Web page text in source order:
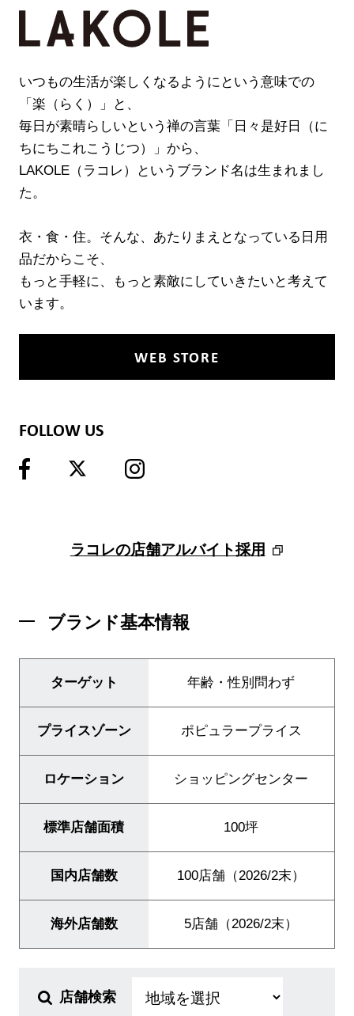
ニュース
採用情報
サステナビリティ
いつもの生活が楽しくなるようにという意味での
「楽（らく）」と、
毎日が素晴らしいという禅の言葉「日々是好日（に
ちにちこれこうじつ）」から、
LAKOLE（ラコレ）というブランド名は生まれまし
た。
衣・食・住。そんな、あたりまえとなっている日用
品だからこそ、
もっと手軽に、もっと素敵にしていきたいと考えて
います。
WEB STORE
FOLLOW US
ラコレの店舗アルバイト採用
ブランド基本情報
ターゲット 年齢・性別問わず
プライスゾーン ポピュラープライス
ロケーション ショッピングセンター
標準店舗面積 100坪
国内店舗数 100店舗（2026/2末）
海外店舗数 5店舗（2026/2末）
店舗検索